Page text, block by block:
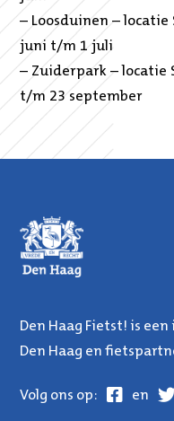
– Loosduinen – locatie
juni t/m 1 juli
– Zuiderpark – locatie
t/m 23 september
Den Haag Fietst! is
Den Haag en
Volg ons op: en